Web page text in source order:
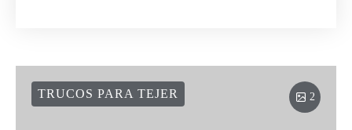
2
TRUCOS PARA TEJER